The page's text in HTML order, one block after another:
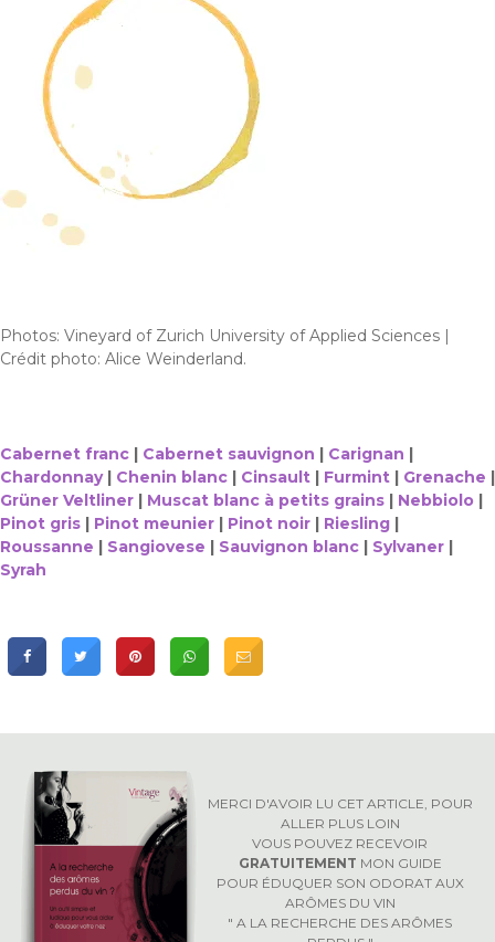
Photos: Vineyard of Zurich University of Applied Sciences |
Crédit photo: Alice Weinderland.
Cabernet franc | Cabernet sauvignon | Carignan |
Chardonnay| Chenin blanc | Cinsault | Furmint | Grenache |
Grüner Veltliner | Muscat blanc à petits grains | Nebbiolo |
Pinot gris | Pinot meunier | Pinot noir | Riesling |
Roussanne | Sangiovese | Sauvignon blanc | Sylvaner |
Syrah
MERCI D'AVOIR LU CET ARTICLE, POUR
ALLER PLUS LOIN
VOUS POUVEZ RECEVOIR
GRATUITEMENT MON GUIDE
POUR ÉDUQUER SON ODORAT AUX
ARÔMES DU VIN
" A LA RECHERCHE DES ARÔMES